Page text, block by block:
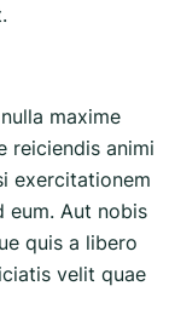
maxime
reiciendis animi
exercitationem
eum. Aut nobis
quis a libero
velit quae